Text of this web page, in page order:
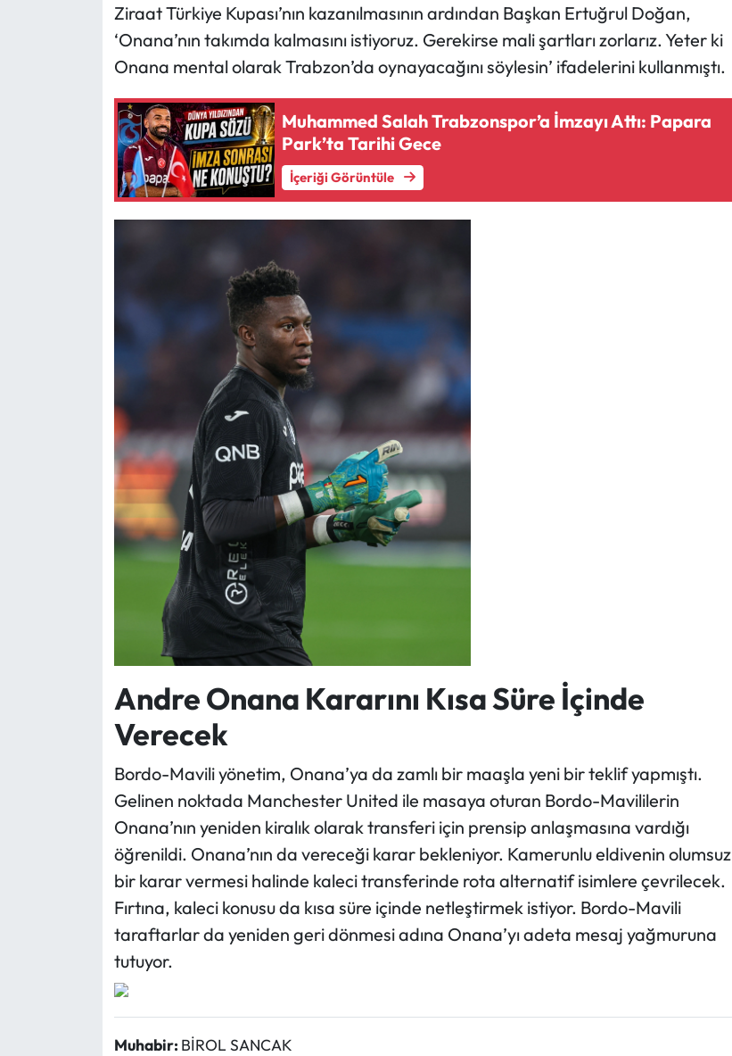
Ziraat Türkiye Kupası’nın kazanılmasının ardından Başkan Ertuğrul Doğan,
‘Onana’nın takımda kalmasını istiyoruz. Gerekirse mali şartları zorlarız. Yeter ki
Onana mental olarak Trabzon’da oynayacağını söylesin’ ifadelerini kullanmıştı.
Muhammed Salah Trabzonspor’a İmzayı Attı: Papara
Park’ta Tarihi Gece
İçeriği Görüntüle
Andre Onana Kararını Kısa Süre İçinde
Verecek
Bordo-Mavili yönetim, Onana’ya da zamlı bir maaşla yeni bir teklif yapmıştı.
Gelinen noktada Manchester United ile masaya oturan Bordo-Mavililerin
Onana’nın yeniden kiralık olarak transferi için prensip anlaşmasına vardığı
öğrenildi. Onana’nın da vereceği karar bekleniyor. Kamerunlu eldivenin olumsuz
bir karar vermesi halinde kaleci transferinde rota alternatif isimlere çevrilecek.
Fırtına, kaleci konusu da kısa süre içinde netleştirmek istiyor. Bordo-Mavili
taraftarlar da yeniden geri dönmesi adına Onana’yı adeta mesaj yağmuruna
tutuyor.
Muhabir: BİROL SANCAK